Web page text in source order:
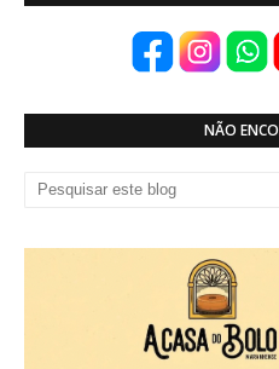
NÃO